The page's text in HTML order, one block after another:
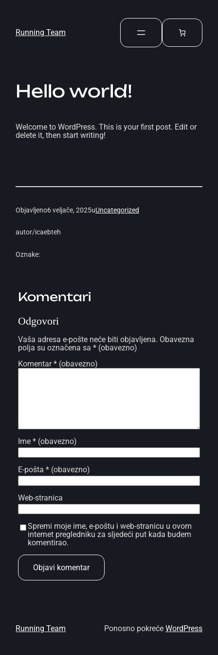
Running Team
Hello world!
Welcome to WordPress. This is your first post. Edit or
delete it, then start writing!
Objavljeno6 veljače, 2025uUncategorized
autor/icaebteh
Oznake:
Komentari
Odgovori
Vaša adresa e-pošte neće biti objavljena. Obavezna
polja su označena sa * (obavezno)
Komentar* (obavezno)
Ime * (obavezno)
E-pošta * (obavezno)
Web-stranica
Spremi moje ime, e-poštu i web-stranicu u ovom
internet pregledniku za sljedeći put kada budem
komentirao.
Running Team Ponosno pokreće WordPress